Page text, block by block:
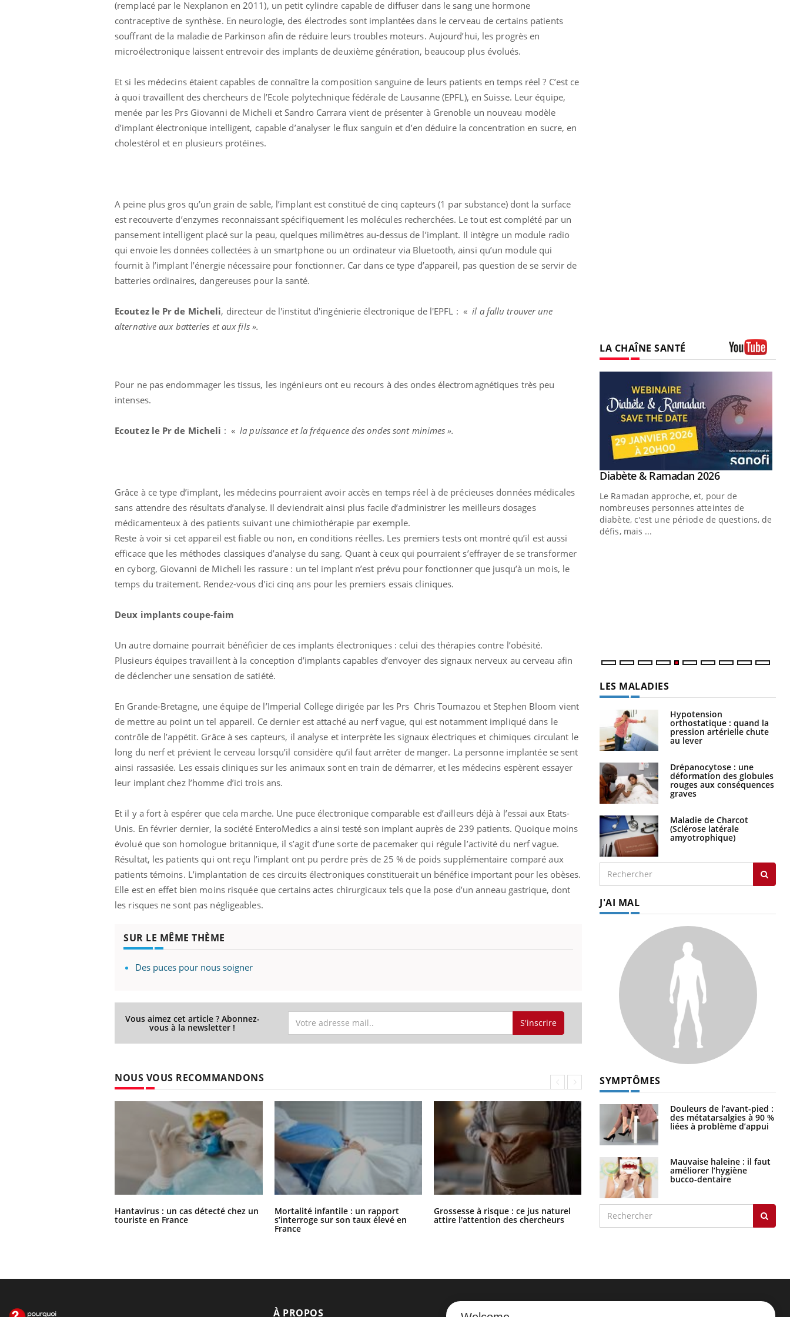
(remplacé par le Nexplanon en 2011), un petit cylindre capable de diffuser dans le sang une hormone
contraceptive de synthèse. En neurologie, des électrodes sont implantées dans le cerveau de certains patients
souffrant de la maladie de Parkinson afin de réduire leurs troubles moteurs. Aujourd’hui, les progrès en
microélectronique laissent entrevoir des implants de deuxième génération, beaucoup plus évolués.
Et si les médecins étaient capables de connaître la composition sanguine de leurs patients en temps réel ? C’est ce
à quoi travaillent des chercheurs de l’Ecole polytechnique fédérale de Lausanne (EPFL), en Suisse. Leur équipe,
menée par les Prs Giovanni de Micheli et Sandro Carrara vient de présenter à Grenoble un nouveau modèle
d’implant électronique intelligent, capable d’analyser le flux sanguin et d’en déduire la concentration en sucre, en
cholestérol et en plusieurs protéines.
A peine plus gros qu’un grain de sable, l’implant est constitué de cinq capteurs (1 par substance) dont la surface
est recouverte d’enzymes reconnaissant spécifiquement les molécules recherchées. Le tout est complété par un
pansement intelligent placé sur la peau, quelques milimètres au-dessus de l’implant. Il intègre un module radio
qui envoie les données collectées à un smartphone ou un ordinateur via Bluetooth, ainsi qu’un module qui
fournit à l’implant l’énergie nécessaire pour fonctionner. Car dans ce type d’appareil, pas question de se servir de
batteries ordinaires, dangereuses pour la santé.
Ecoutez le Pr de Micheli, directeur de l'institut d'ingénierie électronique de l'EPFL : «il a fallu trouver une
alternative aux batteries et aux fils ».
Pour ne pas endommager les tissus, les ingénieurs ont eu recours à des ondes électromagnétiques très peu
intenses.
Ecoutez le Pr de Micheli : «la puissance et la fréquence des ondes sont minimes ».
Grâce à ce type d’implant, les médecins pourraient avoir accès en temps réel à de précieuses données médicales
sans attendre des résultats d’analyse. Il deviendrait ainsi plus facile d’administrer les meilleurs dosages
médicamenteux à des patients suivant une chimiothérapie par exemple.
Reste à voir si cet appareil est fiable ou non, en conditions réelles. Les premiers tests ont montré qu’il est aussi
efficace que les méthodes classiques d’analyse du sang. Quant à ceux qui pourraient s’effrayer de se transformer
en cyborg, Giovanni de Micheli les rassure : un tel implant n’est prévu pour fonctionner que jusqu’à un mois, le
temps du traitement. Rendez-vous d'ici cinq ans pour les premiers essais cliniques.
Deux implants coupe-faim
Un autre domaine pourrait bénéficier de ces implants électroniques : celui des thérapies contre l’obésité.
Plusieurs équipes travaillent à la conception d’implants capables d’envoyer des signaux nerveux au cerveau afin
de déclencher une sensation de satiété.
En Grande-Bretagne, une équipe de l’Imperial College dirigée par les Prs Chris Toumazou et Stephen Bloom vient
de mettre au point un tel appareil. Ce dernier est attaché au nerf vague, qui est notamment impliqué dans le
contrôle de l’appétit. Grâce à ses capteurs, il analyse et interprète les signaux électriques et chimiques circulant le
long du nerf et prévient le cerveau lorsqu’il considère qu’il faut arrêter de manger. La personne implantée se sent
ainsi rassasiée. Les essais cliniques sur les animaux sont en train de démarrer, et les médecins espèrent essayer
leur implant chez l’homme d’ici trois ans.
Et il y a fort à espérer que cela marche. Une puce électronique comparable est d’ailleurs déjà à l’essai aux Etats-
Unis. En février dernier, la société EnteroMedics a ainsi testé son implant auprès de 239 patients. Quoique moins
évolué que son homologue britannique, il s’agit d’une sorte de pacemaker qui régule l’activité du nerf vague.
Résultat, les patients qui ont reçu l’implant ont pu perdre près de 25 % de poids supplémentaire comparé aux
patients témoins. L’implantation de ces circuits électroniques constituerait un bénéfice important pour les obèses.
Elle est en effet bien moins risquée que certains actes chirurgicaux tels que la pose d’un anneau gastrique, dont
les risques ne sont pas négligeables.
SUR LE MÊME THÈME
Des puces pour nous soigner
Vous aimez cet article ? Abonnez-
vous à la newsletter ! S'inscrire
NOUS VOUS RECOMMANDONS
Hantavirus : un cas détecté chez un
touriste en France
Mortalité infantile : un rapport
s’interroge sur son taux élevé en
France
Grossesse à risque : ce jus naturel
attire l'attention des chercheurs
Comment oublier les écrans en
vacances ?
LA CHAÎNE SANTÉ
Carence en fer : comprendre pour
Fatigue, irritabilité, brouillard mental ou
osait en parler?? Youtube
En 2026, l'insuline dans le diabète de type 2
reste entourée d'idées reçues chez les
patients comme parfois chez les soignants.
préparer pour l’été ! Youtube
L'été arrive… et avec lui, un tout nouveau
sont ...
Youtube
Diabète & Ramadan 2026Youtube
Le Ramadan approche, et, pour de
nombreuses personnes atteintes de
diabète, c'est une période de questions, de
défis, mais ...
LES MALADIES
Hypotension
orthostatique : quand la
pression artérielle chute
au lever
Drépanocytose : une
déformation des globules
rouges aux conséquences
graves
Maladie de Charcot
(Sclérose latérale
amyotrophique)
J'AI MAL
SYMPTÔMES
Douleurs de l’avant-pied :
des métatarsalgies à 90 %
liées à problème d’appui
Mauvaise haleine : il faut
améliorer l’hygiène
bucco-dentaire
À PROPOS NEWSLETTER